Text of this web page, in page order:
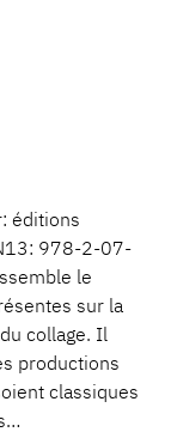
éditions
978-2-07-
le
sur la
collage. Il
productions
classiques